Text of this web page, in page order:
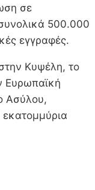
σε
500.000
εγγραφές.
Κυψέλη, το
Ευρωπαϊκή
Ασύλου,